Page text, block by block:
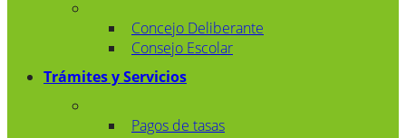
Concejo Deliberante
Consejo Escolar
Trámites y Servicios
Pagos de tasas